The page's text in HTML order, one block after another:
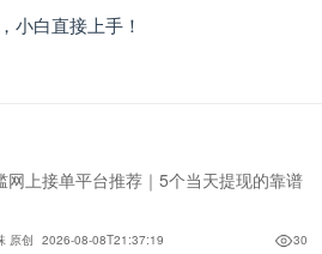
小白直接上手！
网上接单平台推荐｜5个当天提现的靠谱
原创 2026-08-08T21:37:19 30